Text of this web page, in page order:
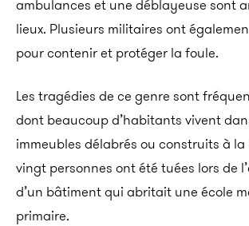
ambulances et une déblayeuse sont
lieux. Plusieurs militaires ont
pour contenir et protéger la foule.
Les tragédies de ce genre sont
dont beaucoupd’habitants vivent
immeubles délabrés ou construits à la
vingt personnes ont été tuées lors de
d’un bâtiment qui abritait une école
primaire.